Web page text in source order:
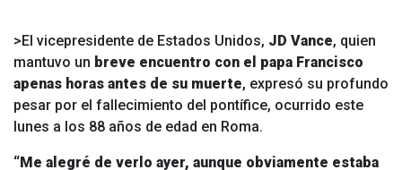
>El vicepresidente de Estados Unidos, JD Vance, quien
mantuvo un breve encuentro con el papa Francisco
apenas horas antes de su muerte, expresó su profundo
pesar por el fallecimiento del pontífice, ocurrido este
lunes a los 88 años de edad en Roma.
“Me alegré de verlo ayer, aunque obviamente estaba